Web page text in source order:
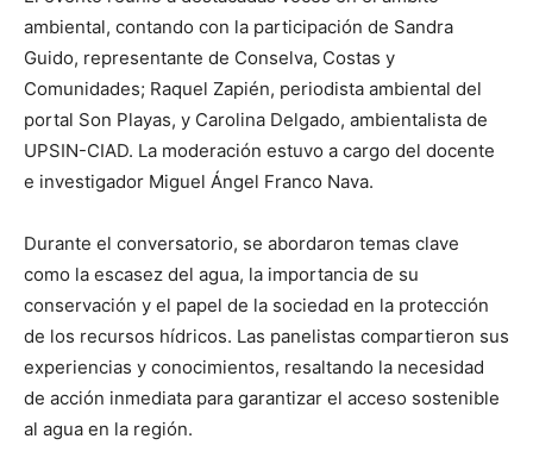
ambiental, contando con la participación de Sandra
Guido, representante de Conselva, Costas y
Comunidades; Raquel Zapién, periodista ambiental del
portal Son Playas, y Carolina Delgado, ambientalista de
UPSIN-CIAD. La moderación estuvo a cargo del docente
e investigador Miguel Ángel Franco Nava.
Durante el conversatorio, se abordaron temas clave
como la escasez del agua, la importancia de su
conservación y el papel de la sociedad en la protección
de los recursos hídricos. Las panelistas compartieron sus
experiencias y conocimientos, resaltando la necesidad
de acción inmediata para garantizar el acceso sostenible
al agua en la región.